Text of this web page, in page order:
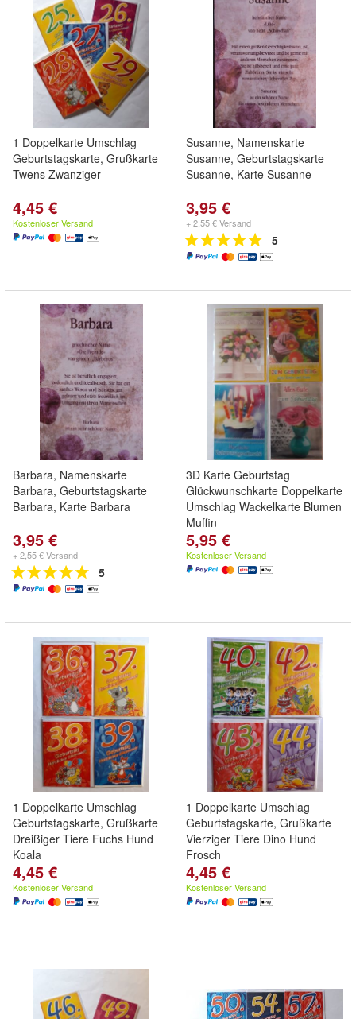
1 Doppelkarte Umschlag
Geburtstagskarte, Grußkarte
Twens Zwanziger
4,45 €
Kostenloser Versand
Susanne, Namenskarte
Susanne, Geburtstagskarte
Susanne, Karte Susanne
3,95 €
+ 2,55 € Versand
5
Barbara, Namenskarte
Barbara, Geburtstagskarte
Barbara, Karte Barbara
3,95 €
+ 2,55 € Versand
5
3D Karte Geburtstag
Glückwunschkarte Doppelkarte
Umschlag Wackelkarte Blumen
Muffin
5,95 €
Kostenloser Versand
1 Doppelkarte Umschlag
Geburtstagskarte, Grußkarte
Dreißiger Tiere Fuchs Hund
Koala
4,45 €
Kostenloser Versand
1 Doppelkarte Umschlag
Geburtstagskarte, Grußkarte
Vierziger Tiere Dino Hund
Frosch
4,45 €
Kostenloser Versand